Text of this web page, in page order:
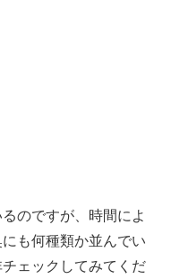
のですが、時間によ
も何種類か並んでい
ェックしてみてくだ